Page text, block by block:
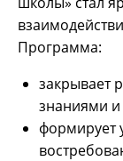
Программа:
закрывает
знаниями
формирует